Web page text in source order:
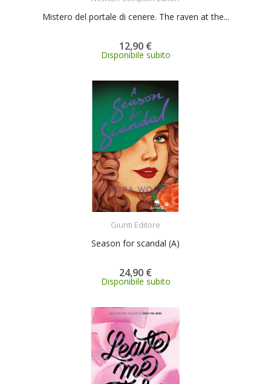
Mistero del portale di cenere. The raven at the...
12,90 €
Disponibile subito
Giunti Editore
Season for scandal (A)
24,90 €
Disponibile subito